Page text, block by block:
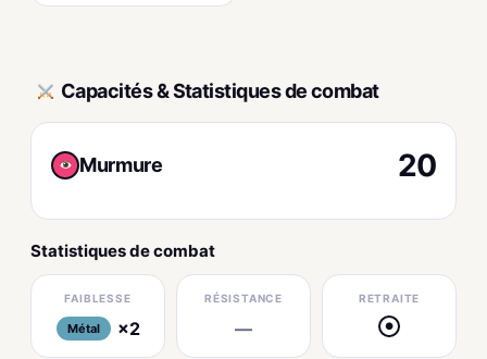
Capacités & Statistiques de combat
Murmure 20
Statistiques de combat
FAIBLESSE
Métal ×2
RÉSISTANCE
—
RETRAITE
●